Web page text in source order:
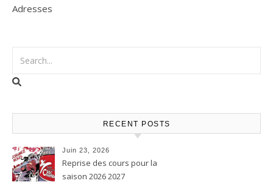
Adresses
RECENT POSTS
Juin 23, 2026
Reprise des cours pour la
saison 2026 2027